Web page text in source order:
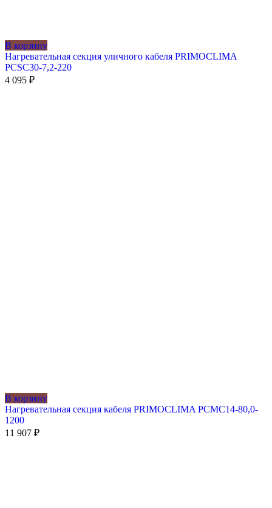
В корзину
Нагревательная секция уличного кабеля PRIMOCLIMA
PCSC30-7,2-220
4 095 ₽
В корзину
Нагревательная секция кабеля PRIMOCLIMA PCMC14-80,0-
1200
11 907 ₽